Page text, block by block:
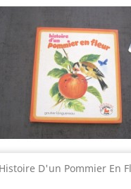
Histoire D'un Pommier En